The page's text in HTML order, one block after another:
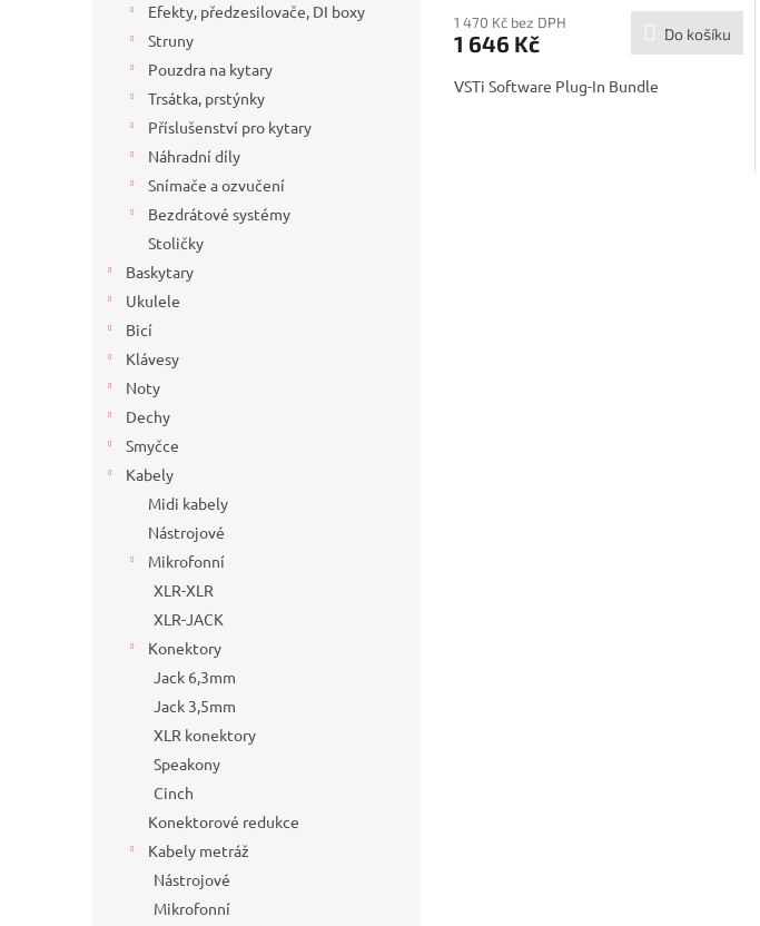
Efekty, předzesilovače, DI boxy
Struny
Pouzdra na kytary
Trsátka, prstýnky
Příslušenství pro kytary
Náhradní díly
Snímače a ozvučení
Bezdrátové systémy
Stoličky
Baskytary
Ukulele
Bicí
Klávesy
Noty
Dechy
Smyčce
Kabely
Midi kabely
Nástrojové
Mikrofonní
XLR-XLR
XLR-JACK
Konektory
Jack 6,3mm
Jack 3,5mm
XLR konektory
Speakony
Cinch
Konektorové redukce
Kabely metráž
Nástrojové
Mikrofonní
1 470 Kč bez DPH
1 646 Kč Do košíku
VSTi Software Plug-In Bundle